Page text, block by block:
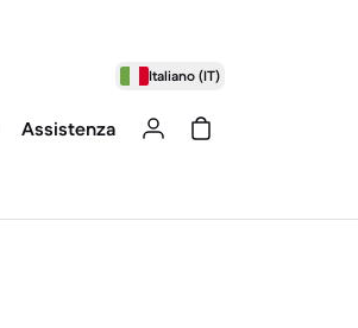
Italiano (IT)
Assistenza